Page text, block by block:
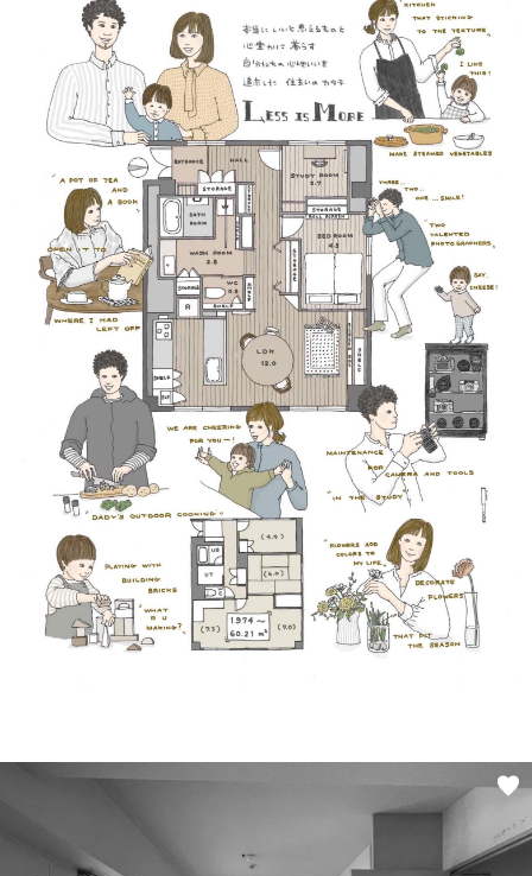
資料請求
オーナー様専用サイト CLUB RENOVES